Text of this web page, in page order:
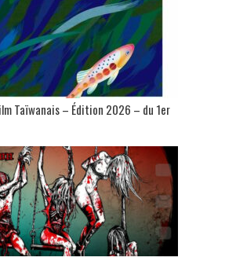
Taïwanais – Édition 2026 – du 1er